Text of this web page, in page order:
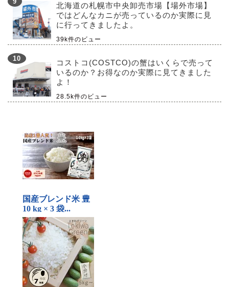
北海道の札幌市中央卸売市場【場外市場】
ではどんなカニが売っているのか実際に見
に行ってきましたよ。
39k件のビュー
コストコ(COSTCO)の蟹はいくらで売って
いるのか？お得なのか実際に見てきました
よ！
28.5k件のビュー